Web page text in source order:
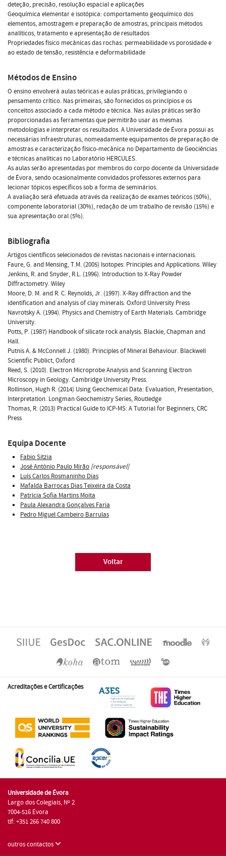
deteção, precisão, resolução espacial e aplicações
Geoquímica elementar e isotópica: comportamento geoquímico dos
elementos, amostragem e preparação de amostras, principais métodos
analíticos, tratamento e apresentação de resultados
Propriedades físico mecânicas das rochas: permeabilidade vs porosidade e
ao estado de tensão, resistência e deformabilidade
Métodos de Ensino
O ensino envolverá aulas teóricas e aulas práticas, privilegiando o
pensamento crítico. Nas primeiras, são fornecidos os princípios e os
conceitos associado a cada método e técnica. Nas aulas práticas serão
proporcionadas as ferramentas que permitirão usar as mesmas
metodologias e interpretar os resultados. A Universidade de Évora possui as
necessárias infraestruturas, nomeadamente equipamentos de preparação de
amostras e caracterização físico-mecânica no Departamento de Geociências
e técnicas analíticas no Laboratório HERCULES.
As aulas serão apresentadas por membros do corpo docente da Universidade
de Évora, sendo ocasionalmente convidados professores externos para
lecionar tópicos específicos sob a forma de seminários.
A avaliação será efetuada através da realização de exames teóricos (50%),
componente laboratorial (30%), redação de um trabalho de revisão (15%) e
sua apresentação oral (5%).
Bibliografia
Artigos científicos selecionados de revistas nacionais e internacionais.
Faure, G. and Mensing, T.M. (2005) Isotopes: Principles and Applications. Wiley
Jenkins, R. and Snyder, R.L. (1996). Introduction to X-Ray Powder
Diffractometry. Wiley
Moore, D. M. and R. C. Reynolds, Jr. (1997). X-Ray diffraction and the
identification and analysis of clay minerals. Oxford University Press
Navrotsky A. (1994). Physics and Chemistry of Earth Materials. Cambridge
University.
Potts, P. (1987) Handbook of silicate rock analysis. Blackie, Chapman and
Hall.
Putnis A. & McConnell J. (1980). Principles of Mineral Behaviour. Blackwell
Scientific Publict, Oxford
Reed, S. (2010). Electron Microprobe Analysis and Scanning Electron
Microscopy in Geology. Cambridge University Press.
Rollinson, Hugh R. (2014) Using Geochemical Data: Evaluation, Presentation,
Interpretation. Longman Geochemistry Series, Routledge
Thomas, R. (2013) Practical Guide to ICP-MS: A Tutorial for Beginners, CRC
Press
Equipa Docente
Fabio Sitzia
José António Paulo Mirão [responsável]
Luís Carlos Rosmaninho Dias
Mafalda Barrocas Dias Teixeira da Costa
Patrícia Sofia Martins Moita
Paula Alexandra Gonçalves Faria
Pedro Miguel Cambeiro Barrulas
Voltar
Acreditações e Certificações
Universidade de Évora
Largo dos Colegiais, Nº 2
7004-516 Évora
tlf: +351 266 740 800
outros contactos